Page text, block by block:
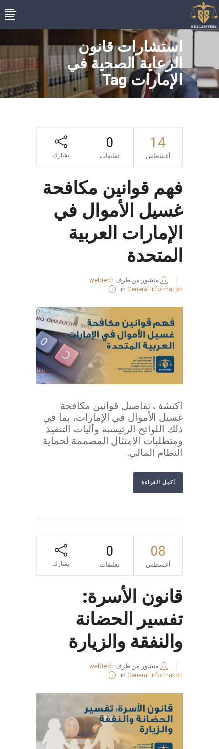
استشارات قانون
الرعاية الصحية في
الإمارات Tag
14
أغسطس
0
تعليقات يشارك
فهم قوانين مكافحة
غسيل الأموال في
الإمارات العربية
المتحدة
منشور من طرف webtech
in General Information
اكتشف تفاصيل قوانين مكافحة
غسيل الأموال في الإمارات، بما في
ذلك اللوائح الرئيسية وآليات التنفيذ
ومتطلبات الامتثال المصممة لحماية
النظام المالي.
أكمل القراءة
08
أغسطس
0
تعليقات يشارك
قانون الأسرة:
تفسير الحضانة
والنفقة والزيارة
منشور من طرف webtech
in General Information